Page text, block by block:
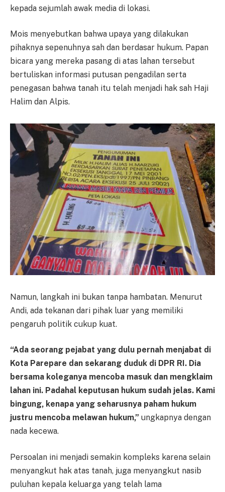
kepada sejumlah awak media di lokasi.
Mois menyebutkan bahwa upaya yang dilakukan
pihaknya sepenuhnya sah dan berdasar hukum. Papan
bicara yang mereka pasang di atas lahan tersebut
bertuliskan informasi putusan pengadilan serta
penegasan bahwa tanah itu telah menjadi hak sah Haji
Halim dan Alpis.
Namun, langkah ini bukan tanpa hambatan. Menurut
Andi, ada tekanan dari pihak luar yang memiliki
pengaruh politik cukup kuat.
“Ada seorang pejabat yang dulu pernah menjabat di
Kota Parepare dan sekarang duduk di DPR RI. Dia
bersama koleganya mencoba masuk dan mengklaim
lahan ini. Padahal keputusan hukum sudah jelas. Kami
bingung, kenapa yang seharusnya paham hukum
justru mencoba melawan hukum,” ungkapnya dengan
nada kecewa.
Persoalan ini menjadi semakin kompleks karena selain
menyangkut hak atas tanah, juga menyangkut nasib
puluhan kepala keluarga yang telah lama